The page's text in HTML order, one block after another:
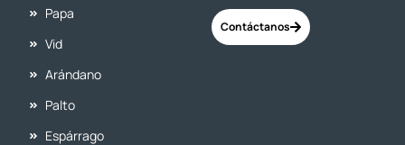
Papa
Vid
Arándano
Palto
Espárrago
Contáctanos